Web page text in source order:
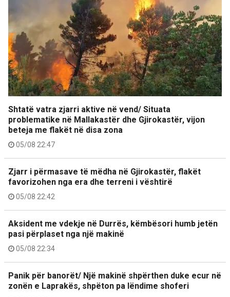
Shtatë vatra zjarri aktive në vend/ Situata
problematike në Mallakastër dhe Gjirokastër, vijon
beteja me flakët në disa zona
05/08 22:47
Zjarr i përmasave të mëdha në Gjirokastër, flakët
favorizohen nga era dhe terreni i vështirë
05/08 22:42
Aksident me vdekje në Durrës, këmbësori humb jetën
pasi përplaset nga një makinë
05/08 22:34
Panik për banorët/ Një makinë shpërthen duke ecur në
zonën e Laprakës, shpëton pa lëndime shoferi